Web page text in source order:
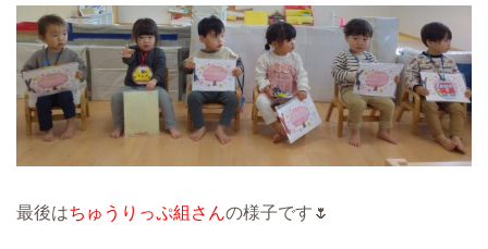
最後はちゅうりっぷ組さんの様子です🌷